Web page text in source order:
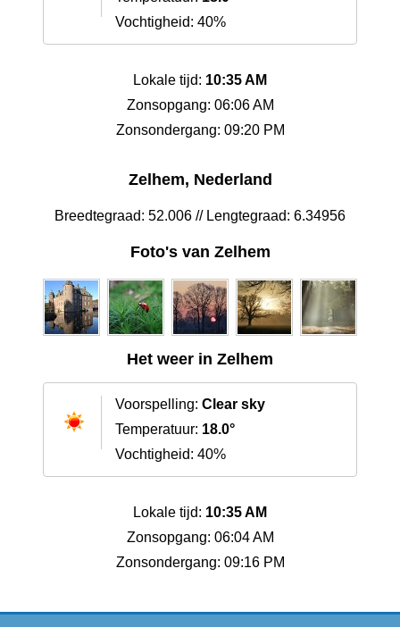
Vochtigheid: 40%
Lokale tijd: 10:35 AM
Zonsopgang: 06:06 AM
Zonsondergang: 09:20 PM
Zelhem, Nederland
Breedtegraad: 52.006 // Lengtegraad: 6.34956
Foto's van Zelhem
Het weer in Zelhem
Voorspelling: Clear sky
Temperatuur: 18.0°
Vochtigheid: 40%
Lokale tijd: 10:35 AM
Zonsopgang: 06:04 AM
Zonsondergang: 09:16 PM